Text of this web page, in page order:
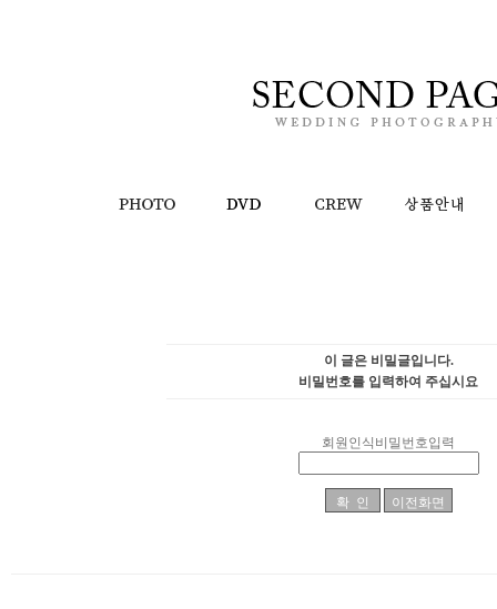
이 글은 비밀글입니다.
비밀번호를 입력하여 주십시요
회원인식비밀번호입력